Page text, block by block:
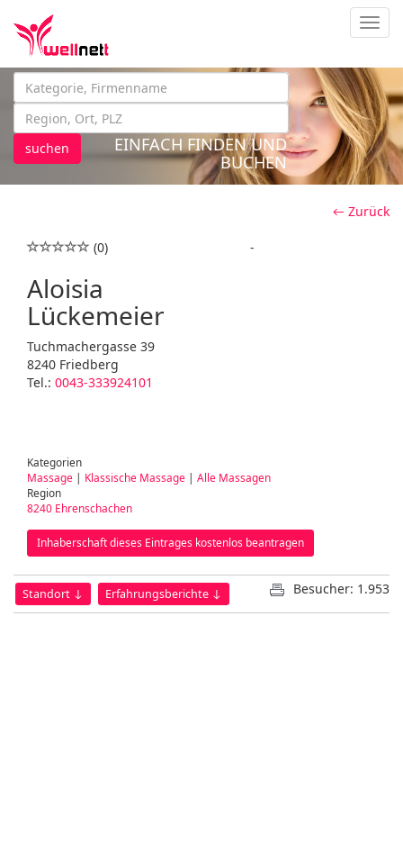
suchen
EINFACH FINDEN UND
BUCHEN
← Zurück
(0)
Aloisia
Lückemeier
Tuchmachergasse 39
8240 Friedberg
Tel.: 0043-333924101
-
Kategorien
Massage | Klassische Massage | Alle Massagen
Region
8240 Ehrenschachen
Inhaberschaft dieses Eintrages kostenlos beantragen
Standort ↓ Erfahrungsberichte ↓ Besucher: 1.953